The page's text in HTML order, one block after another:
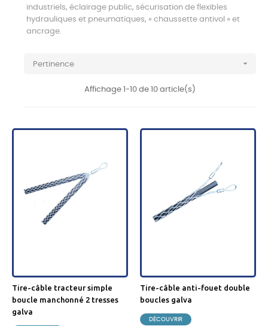
industriels, éclairage public, sécurisation de flexibles
hydrauliques et pneumatiques, « chaussette antivol » et
ancrage.
Pertinence 
Affichage 1-10 de 10 article(s)
tire-câble tracteur simple
boucle manchonné 2 tresses
galva
tire-câble anti-fouet double
boucles galva
DÉCOUVRIR